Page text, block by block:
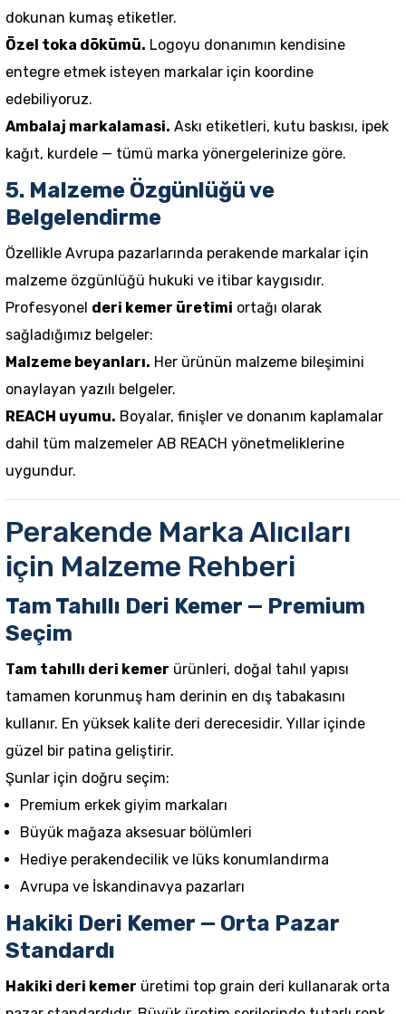
dokunan kumaş etiketler.
Özel toka dökümü. Logoyu donanımın kendisine
entegre etmek isteyen markalar için koordine
edebiliyoruz.
Ambalaj markalamasi. Askı etiketleri, kutu baskısı, ipek
kağıt, kurdele — tümü marka yönergelerinize göre.
5. Malzeme Özgünlüğü ve
Belgelendirme
Özellikle Avrupa pazarlarında perakende markalar için
malzeme özgünlüğü hukuki ve itibar kaygısıdır.
Profesyonel deri kemer üretimi ortağı olarak
sağladığımız belgeler:
Malzeme beyanları. Her ürünün malzeme bileşimini
onaylayan yazılı belgeler.
REACH uyumu. Boyalar, finişler ve donanım kaplamalar
dahil tüm malzemeler AB REACH yönetmeliklerine
uygundur.
Perakende Marka Alıcıları
için Malzeme Rehberi
Tam Tahıllı Deri Kemer — Premium
Seçim
Tam tahıllı deri kemer ürünleri, doğal tahıl yapısı
tamamen korunmuş ham derinin en dış tabakasını
kullanır. En yüksek kalite deri derecesidir. Yıllar içinde
güzel bir patina geliştirir.
Şunlar için doğru seçim:
Premium erkek giyim markaları
Büyük mağaza aksesuar bölümleri
Hediye perakendecilik ve lüks konumlandırma
Avrupa ve İskandinavya pazarları
Hakiki Deri Kemer — Orta Pazar
Standardı
Hakiki deri kemer üretimi top grain deri kullanarak orta